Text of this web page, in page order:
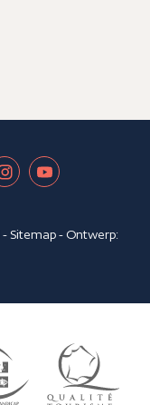
- Sitemap- Ontwerp: